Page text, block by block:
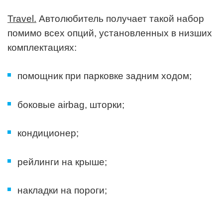
Travel. Автолюбитель получает такой набор
помимо всех опций, установленных в низших
комплектациях:
помощник при парковке задним ходом;
боковые airbag, шторки;
кондиционер;
рейлинги на крыше;
накладки на пороги;
use the site, you consent to the use of cookies.